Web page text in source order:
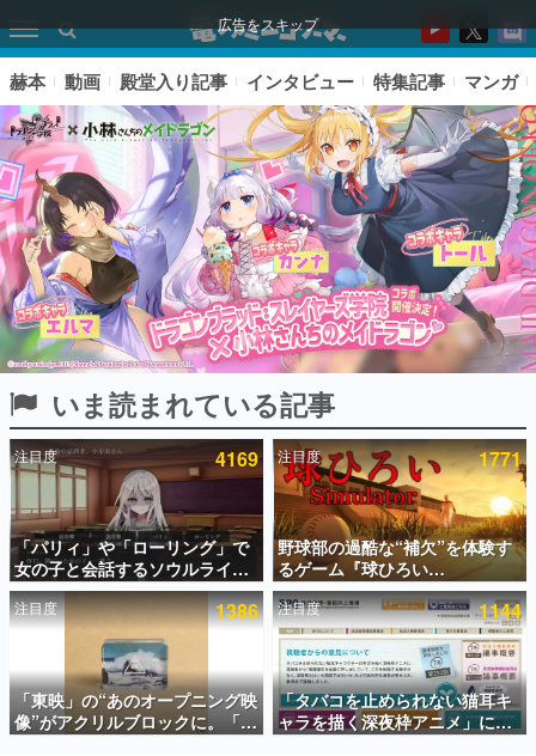
広告をスキップ
ピックアップ
電ファミのいま読まれている記事ランキング
アプリセール情報
インタビュー
連載・特集一覧
殿堂入り記事
SNS拡散数が数千以上！ ページビュー数万以上！ などな
ど。多くの人々に読まれた、電ファミ渾身の“殿堂入り”記
事をまとめました。
赫本 動画 殿堂入り記事 インタビュー 特集記事 マンガ
いま読まれている記事
注目度 4169
「パリィ」や「ローリング」で
女の子と会話するソウルライク
恋愛ゲーム『小早川さんはソウ
ルライク』無料公開。返事に失
敗すると「YOU DIED」
注目度 1771
野球部の過酷な“補欠”を体験す
るゲーム『球ひろい
Simulator』が「1件」のウィッ
シュリストをもとにチェコ語に
対応しSNSで話題に。『キング
ダム・カム』開発元やチェコの
プロ野球選手から称賛の声
注目度 1386
「東映」の“あのオープニング映
像”がアクリルブロックに。「東
映ヒストリカル グッズコレクシ
注目度 1144
「タバコを止められない猫耳キ
ャラを描く深夜枠アニメ」に視
聴者の一部から批判意見。違法